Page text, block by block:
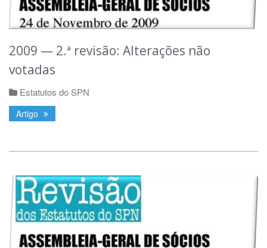
2009 — 2.ª revisão: Alterações não
votadas
Estatutos do SPN
Artigo